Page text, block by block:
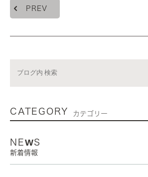
PREV
CATEGORY カテゴリー
NEWS
新着情報